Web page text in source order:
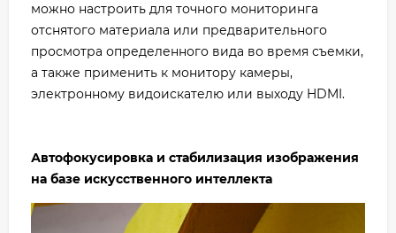
можно настроить для точного мониторинга
отснятого материала или предварительного
просмотра определенного вида во время съемки,
а также применить к монитору камеры,
электронному видоискателю или выходу HDMI.
Автофокусировка и стабилизация изображения
на базе искусственного интеллекта